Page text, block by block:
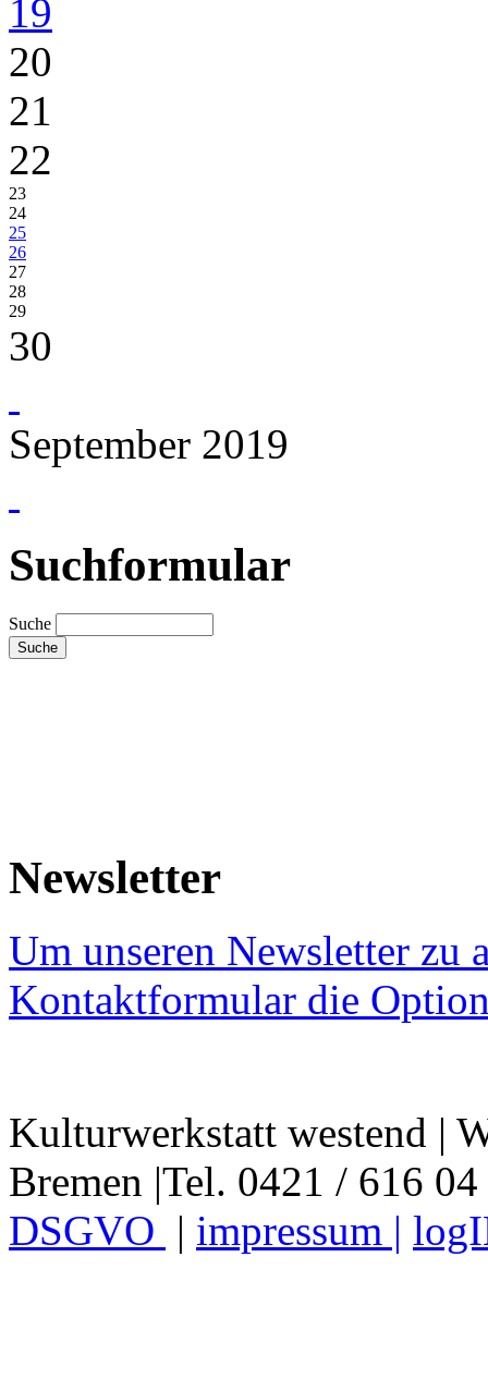
19
20
21
22
23
24
25
26
27
28
29
30
September 2019
Suchformular
Suche
Newsletter
Um unseren Newsletter zu
Kontaktformular die
Kulturwerkstatt westend |
Bremen |Tel. 0421 / 616
DSGVO | impressum |